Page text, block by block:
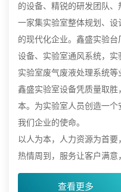
的设备、精锐的研发团队
一家集实验室整体规划、
的现代化企业。鑫盛实验
设备、实验室通风系统，实
实验室废气废液处理系统等
鑫盛实验室设备凭质量取
本。为实验室人员创造一
我们企业的使命。
以人为本，人力资源为首要
热情周到，服务让客户满意
查看更多